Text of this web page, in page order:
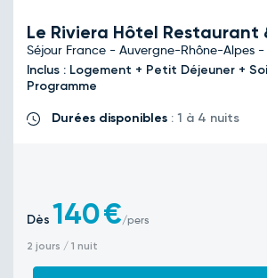
Le Riviera Hôtel Restaurant
Séjour France - Auvergne-Rhône-Alpes
Inclus : Logement + Petit Déjeuner +
Programme
Durées disponibles : 1 à 4 nuits
Dès 140€/pers
2 jours / 1 nuit